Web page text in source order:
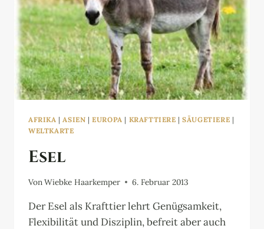
AFRIKA |ASIEN |EUROPA | KRAFTTIERE |SÄUGETIERE |
WELTKARTE
Esel
VonWiebke Haarkemper 6. Februar 2013
Der Esel als Krafttier lehrt Genügsamkeit,
Flexibilität und Disziplin, befreit aber auch